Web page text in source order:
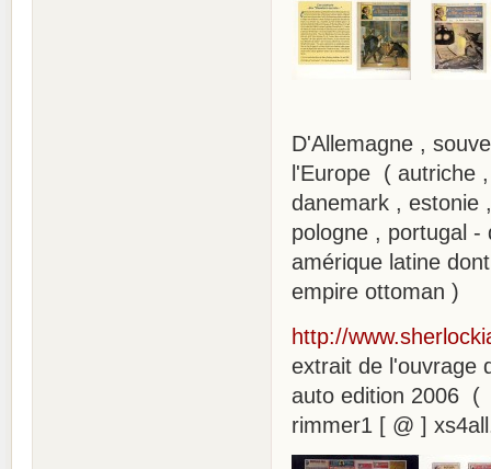
D'Allemagne ,
l'Europe ( autriche
danemark , estonie
pologne , portugal
amérique latine
empire ottoman )
http://
extrait de l'ouvrage
auto edition 2006 (
rimmer1 [ @ ]